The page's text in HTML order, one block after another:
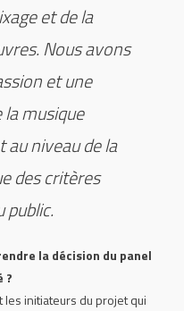
et de la
Nous avons
et une
musique
niveau de la
des critères
public.
la décision du panel
?
initiateurs du projet qui